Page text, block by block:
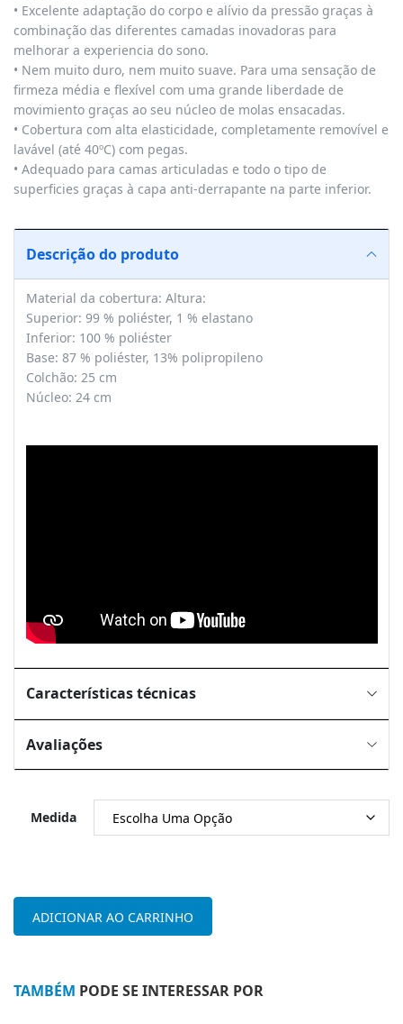
• Excelente adaptação do corpo e alívio da pressão graças à
combinação das diferentes camadas inovadoras para
melhorar a experiencia do sono.
• Nem muito duro, nem muito suave. Para uma sensação de
firmeza média e flexível com uma grande liberdade de
movimiento graças ao seu núcleo de molas ensacadas.
• Cobertura com alta elasticidade, completamente removível e
lavável (até 40ºC) com pegas.
• Adequado para camas articuladas e todo o tipo de
superficies graças à capa anti-derrapante na parte inferior.
Descrição do produto
Material da cobertura: Altura:
Superior: 99 % poliéster, 1 % elastano
Inferior: 100 % poliéster
Base: 87 % poliéster, 13% polipropileno
Colchão: 25 cm
Núcleo: 24 cm
Características técnicas
Avaliações
Medida
Colchão
Hybrid
ADICIONAR AO CARRINHO
TAMBÉM PODE SE INTERESSAR POR